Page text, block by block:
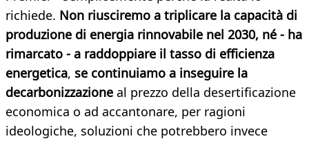
richiede. Non riusciremo a triplicare la capacità di
produzione di energia rinnovabile nel 2030, né - ha
rimarcato - a raddoppiare il tasso di efficienza
energetica, se continuiamo a inseguire la
decarbonizzazione al prezzo della desertificazione
economica o ad accantonare, per ragioni
ideologiche, soluzioni che potrebbero invece